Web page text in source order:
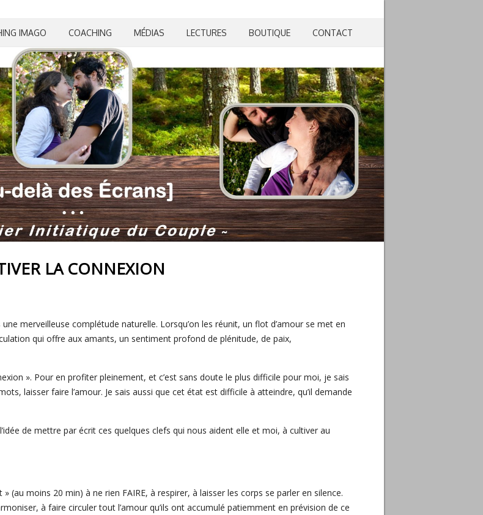
IMAGO COACHING MÉDIAS LECTURES BOUTIQUE CONTACT
LA CONNEXION
merveilleuse complétude naturelle. Lorsqu’on les réunit, un flot d’amour se met en
qui offre aux amants, un sentiment profond de plénitude, de paix,
». Pour en profiter pleinement, et c’est sans doute le plus difficile pour moi, je sais
laisser faire l’amour. Je sais aussi que cet état est difficile à atteindre, qu’il demande
de mettre par écrit ces quelques clefs qui nous aident elle et moi, à cultiver au
» (au moins 20 min) à ne rien FAIRE, à respirer, à laisser les corps se parler en silence.
à faire circuler tout l’amour qu’ils ont accumulé patiemment en prévision de ce